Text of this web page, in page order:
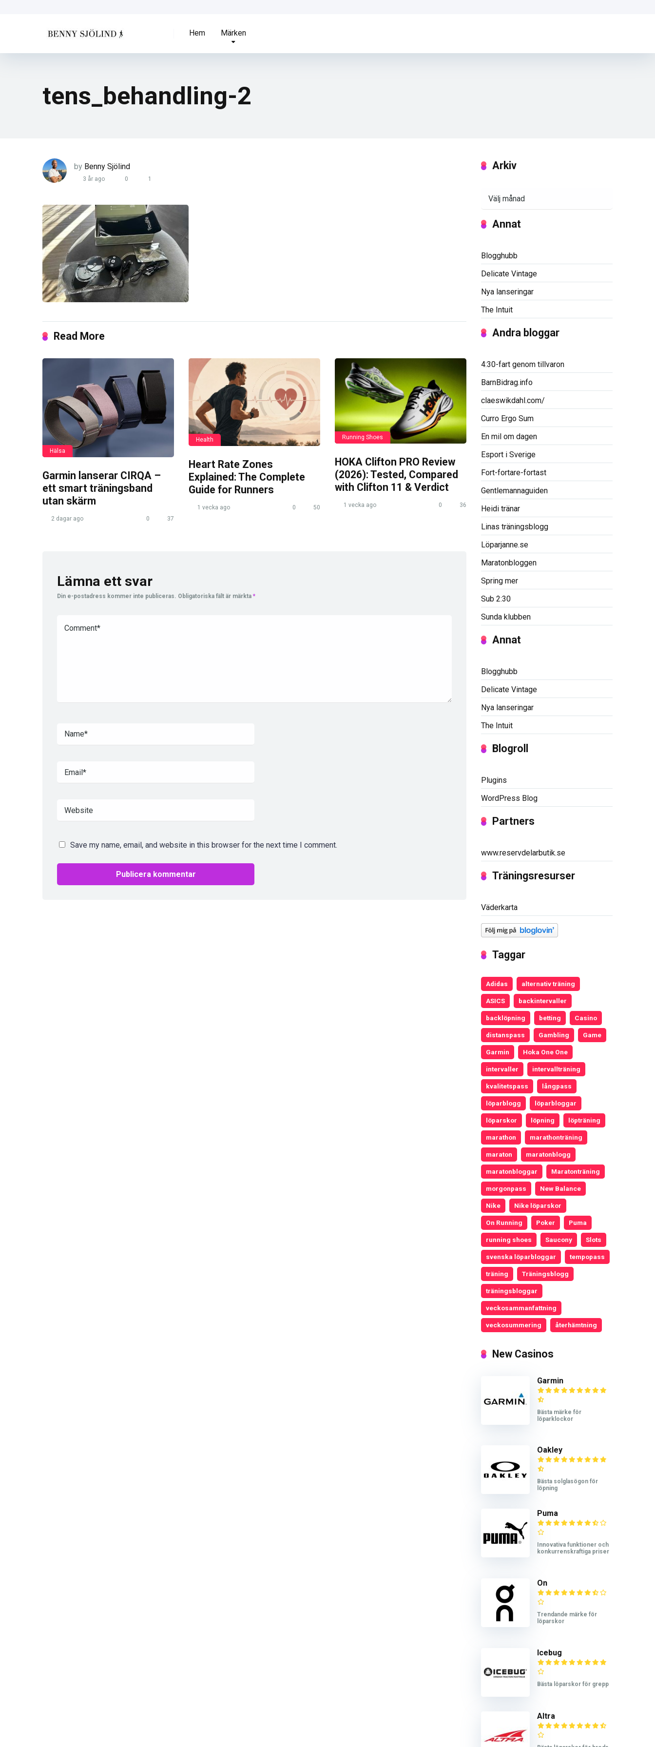
Hem Märken
tens_behandling-2
by Benny Sjölind
3 år ago 0 1
Read More
Hälsa
Garmin lanserar CIRQA –
ett smart träningsband
utan skärm
2 dagar ago 0 37
Health
Heart Rate Zones
Explained: The Complete
Guide for Runners
1 vecka ago 0 50
Running Shoes
HOKA Clifton PRO Review
(2026): Tested, Compared
with Clifton 11 & Verdict
1 vecka ago 0 36
Lämna ett svar
Din e-postadress kommer inte publiceras. Obligatoriska fält är märkta *
Save my name, email, and website in this browser for the next time I comment.
Arkiv
Annat
Blogghubb
Delicate Vintage
Nya lanseringar
The Intuit
Andra bloggar
4:30-fart genom tillvaron
BarnBidrag.info
claeswikdahl.com/
Curro Ergo Sum
En mil om dagen
Esport i Sverige
Fort-fortare-fortast
Gentlemannaguiden
Heidi tränar
Linas träningsblogg
Löparjanne.se
Maratonbloggen
Spring mer
Sub 2:30
Sunda klubben
Annat
Blogghubb
Delicate Vintage
Nya lanseringar
The Intuit
Blogroll
Plugins
WordPress Blog
Partners
www.reservdelarbutik.se
Träningsresurser
Väderkarta
Taggar
Adidas alternativ träning
ASICS backintervaller
backlöpning betting Casino
distanspass Gambling Game
Garmin Hoka One One
intervaller intervallträning
kvalitetspass långpass
löparblogg löparbloggar
löparskor löpning löpträning
marathon marathonträning
maraton maratonblogg
maratonbloggar Maratonträning
morgonpass New Balance
Nike Nike löparskor
On Running Poker Puma
running shoes Saucony Slots
svenska löparbloggar tempopass
träning Träningsblogg
träningsbloggar
veckosammanfattning
veckosummering återhämtning
New Casinos
Garmin
Bästa märke för
löparklockor
Oakley
Bästa solglasögon för
löpning
Puma
Innovativa funktioner och
konkurrenskraftiga priser
On
Trendande märke för
löparskor
Icebug
Bästa löparskor för grepp
Altra